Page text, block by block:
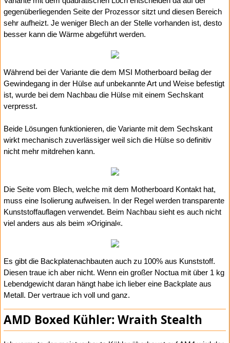
gegenüberliegenden Seite der Prozessor sitzt und diesen Bereich
sehr aufheizt. Je weniger Blech an der Stelle vorhanden ist, desto
besser kann die Wärme abgeführt werden.
Während bei der Variante die dem MSI Motherboard beilag der
Gewindegang in der Hülse auf unbekannte Art und Weise befestigt
ist, wurde bei dem Nachbau die Hülse mit einem Sechskant
verpresst.
Beide Lösungen funktionieren, die Variante mit dem Sechskant
wirkt mechanisch zuverlässiger weil sich die Hülse so definitiv
nicht mehr mitdrehen kann.
Die Seite vom Blech, welche mit dem Motherboard Kontakt hat,
muss eine Isolierung aufweisen. In der Regel werden transparente
Kunststoffauflagen verwendet. Beim Nachbau sieht es auch nicht
viel anders aus als beim »Original«.
Es gibt die Backplatenachbauten auch zu 100% aus Kunststoff.
Diesen traue ich aber nicht. Wenn ein großer Noctua mit über 1 kg
Lebendgewicht daran hängt habe ich lieber eine Backplate aus
Metall. Der vertraue ich voll und ganz.
AMD Boxed Kühler: Wraith Stealth